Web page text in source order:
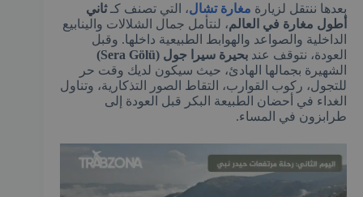
بعدها ننتقل لزيارة مغارة تشال، التي تصنف كـثاني
أطول مغارة في العالم، لنتأمل جمال الشلالات والينابيع
الداخلية والصواعد والهوابط الطبيعية داخلها. وقبل
العودة، نتوقف عند بحيرة سيرا جول (Sera Gölü)
الشهيرة بجمالها الهادئ، حيث سيكون لديك وقت حر
للتجول، ركوب القوارب، التقاط الصور التذكارية، وتناول
الغداء في أحضان الطبيعة البكر قبل العودة إلى
طرابزون في المساء.